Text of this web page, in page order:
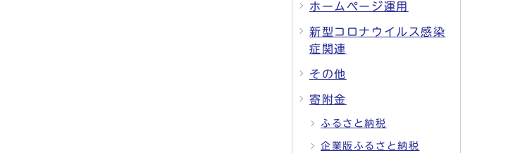
ホームページ運用
新型コロナウイルス感染
症関連
その他
寄附金
ふるさと納税
企業版ふるさと納税